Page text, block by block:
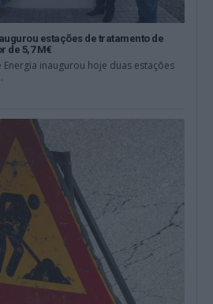
estações de tratamento de
de 5,7 M€
inaugurou hoje duas estações